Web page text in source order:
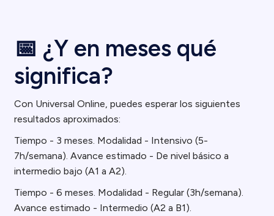
📅 ¿Y en meses qué
significa?
Con Universal Online, puedes esperar los siguientes
resultados aproximados:
Tiempo - 3 meses. Modalidad - Intensivo (5-
7h/semana). Avance estimado - De nivel básico a
intermedio bajo (A1 a A2).
Tiempo - 6 meses. Modalidad - Regular (3h/semana).
Avance estimado - Intermedio (A2 a B1).